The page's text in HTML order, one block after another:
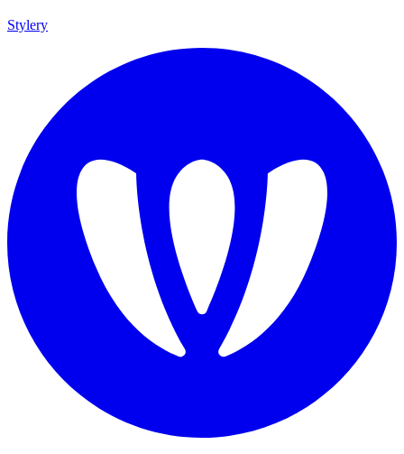
Stylery